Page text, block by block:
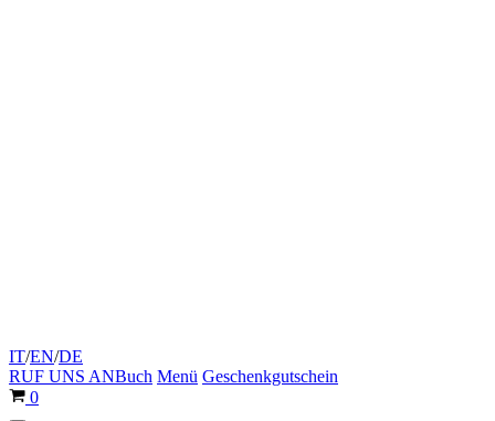
IT/EN/DE
RUF UNS ANBuch Menü Geschenkgutschein
Warenkorb
0